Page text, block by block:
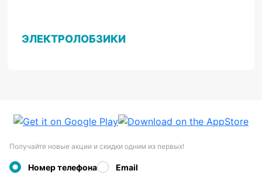
ЭЛЕКТРОЛОБЗИКИ
Получайте новые акции и скидки одним из первых!
Номер телефона Email